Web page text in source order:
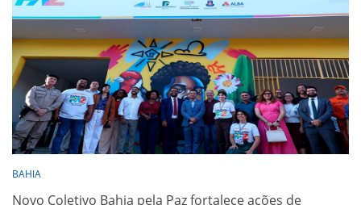
BAHIA
Novo Coletivo Bahia pela Paz fortalece ações de